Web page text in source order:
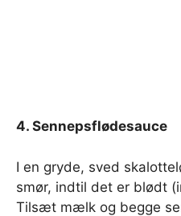
4. Sennepsflødesauce
I en gryde, sved
smør, indtil det er blødt
Tilsæt mælk og begge